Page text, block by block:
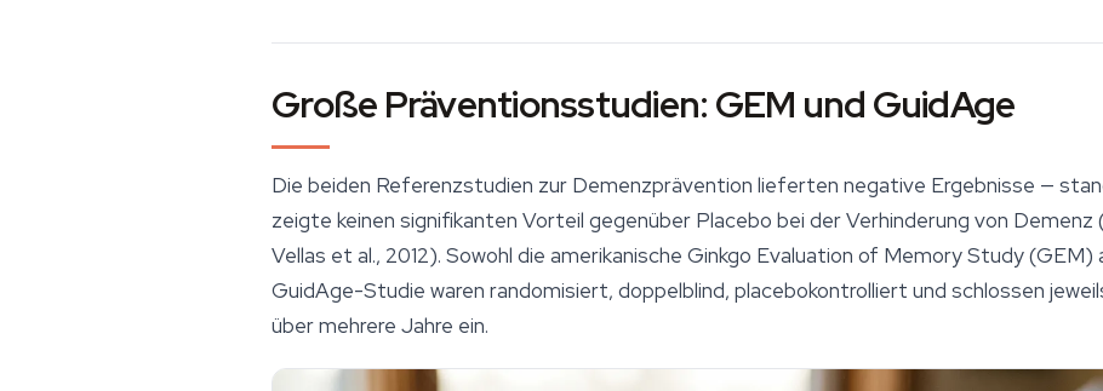
Große Präventionsstudien: GEM und GuidAge
Die beiden Referenzstudien zur Demenzprävention lieferten negative Ergebnisse —
zeigte keinen signifikanten Vorteil gegenüber Placebo bei der Verhinderung von Demenz
Vellas et al., 2012). Sowohl die amerikanische Ginkgo Evaluation of Memory Study (GEM)
GuidAge-Studie waren randomisiert, doppelblind, placebokontrolliert und schlossen
über mehrere Jahre ein.